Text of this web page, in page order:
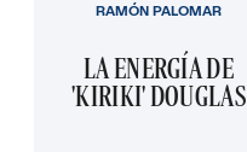
LA ENERGÍA DE
'KIRIKI' DOUGLAS
RAMÓN PALOMAR